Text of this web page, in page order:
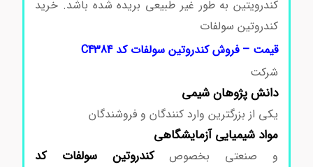
کندرویتین به طور غیر طبیعی بریده شده باشد. خرید
کندروتین سولفات
قیمت – فروش کندروتین سولفات کد C4384
شرکت
دانش پژوهان شیمی
یکی از بزرگترین وارد کنندگان و فروشندگان
مواد شیمیایی آزمایشگاهی
و صنعتی بخصوص کندروتین سولفات